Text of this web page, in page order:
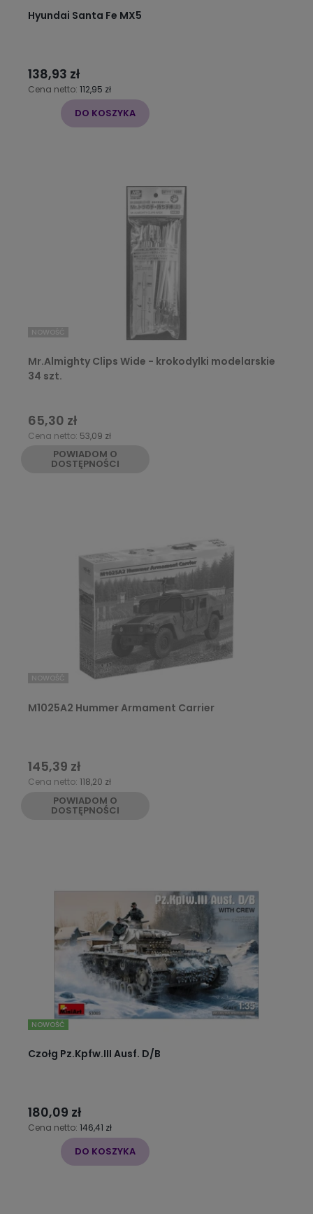
Hyundai Santa Fe MX5
138,93 zł
Cena netto: 112,95 zł
DO KOSZYKA
Mr.Almighty Clips Wide - krokodylki modelarskie
34 szt.
65,30 zł
Cena netto: 53,09 zł
POWIADOM O
DOSTĘPNOŚCI
NOWOŚĆ
M1025A2 Hummer Armament Carrier
145,39 zł
Cena netto: 118,20 zł
POWIADOM O
DOSTĘPNOŚCI
NOWOŚĆ
Czołg Pz.Kpfw.III Ausf. D/B
180,09 zł
Cena netto: 146,41 zł
DO KOSZYKA
NOWOŚĆ